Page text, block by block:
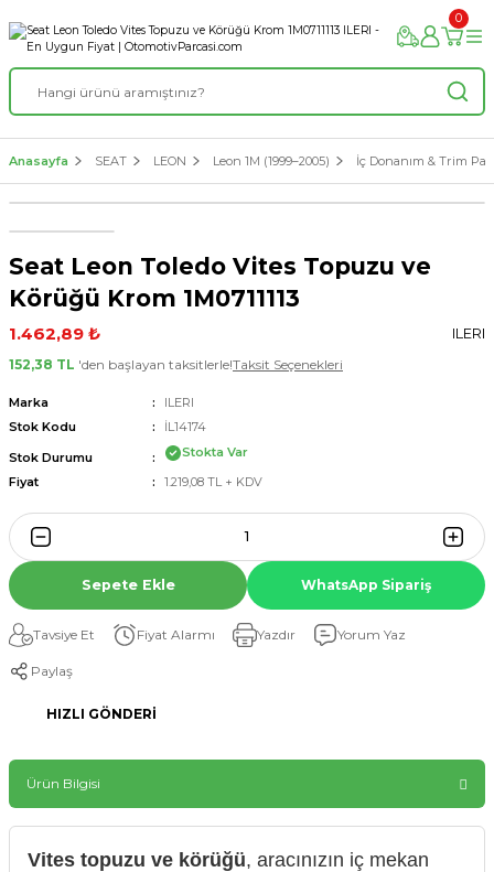
0
Anasayfa SEAT LEON Leon 1M (1999–2005) İç Donanım & Trim
Seat Leon Toledo Vites Topuzu ve
Körüğü Krom 1M0711113
1.462,89 ₺
ILERI
152,38 TL 'den başlayan taksitlerle!Taksit Seçenekleri
Marka
ILERI
Stok Kodu
İL14174
Stok Durumu
Stokta Var
Fiyat
1.219,08 TL + KDV
Sepete Ekle WhatsApp Sipariş
Tavsiye Et Fiyat Alarmı Yazdır Yorum Yaz
Paylaş
HIZLI GÖNDERI
Ürün Bilgisi
Vites topuzu ve körüğü, aracınızın iç mekan